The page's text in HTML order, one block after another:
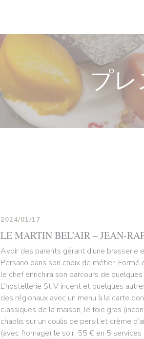
プレ
LE MARTIN BEL’AIR – JEAN-
2024/01/17
Avoir des parents gérant d’une brasserie
Persano dans son choix de métier. Formé
le chef enrichira son parcours de
L’hostellerie St V incent et quelques
des régionaux avec un menu à la carte
classiques de la maison, le foie gras
chablis sur un coulis de persil et crème
(avec fromage) le soir, 55 € en 5